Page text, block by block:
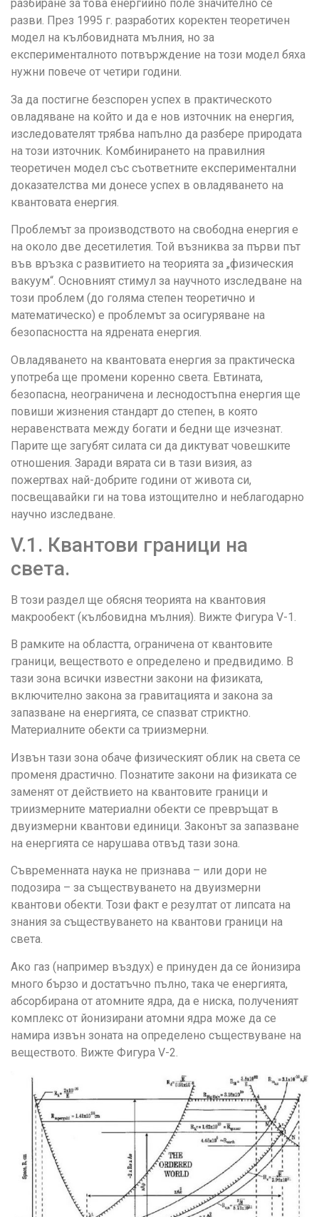
разбиране за това енергийно поле значително се
разви. През 1995 г. разработих коректен теоретичен
модел на кълбовидната мълния, но за
експерименталното потвърждение на този модел бяха
нужни повече от четири години.
За да постигне безспорен успех в практическото
овладяване на който и да е нов източник на енергия,
изследователят трябва напълно да разбере природата
на този източник. Комбинирането на правилния
теоретичен модел със съответните експериментални
доказателства ми донесе успех в овладяването на
квантовата енергия.
Проблемът за производството на свободна енергия е
на около две десетилетия. Той възниква за първи път
във връзка с развитието на теорията за „физическия
вакуум“. Основният стимул за научното изследване на
този проблем (до голяма степен теоретично и
математическо) е проблемът за осигуряване на
безопасността на ядрената енергия.
Овладяването на квантовата енергия за практическа
употреба ще промени коренно света. Евтината,
безопасна, неограничена и леснодостъпна енергия ще
повиши жизнения стандарт до степен, в която
неравенствата между богати и бедни ще изчезнат.
Парите ще загубят силата си да диктуват човешките
отношения. Заради вярата си в тази визия, аз
пожертвах най-добрите години от живота си,
посвещавайки ги на това изтощително и неблагодарно
научно изследване.
V.1. Квантови граници на
света.
В този раздел ще обясня теорията на квантовия
макрообект (кълбовидна мълния). Вижте Фигура V-1.
В рамките на областта, ограничена от квантовите
граници, веществото е определено и предвидимо. В
тази зона всички известни закони на физиката,
включително закона за гравитацията и закона за
запазване на енергията, се спазват стриктно.
Материалните обекти са триизмерни.
Извън тази зона обаче физическият облик на света се
променя драстично. Познатите закони на физиката се
заменят от действието на квантовите граници и
триизмерните материални обекти се превръщат в
двуизмерни квантови единици. Законът за запазване
на енергията се нарушава отвъд тази зона.
Съвременната наука не признава – или дори не
подозира – за съществуването на двуизмерни
квантови обекти. Този факт е резултат от липсата на
знания за съществуването на квантови граници на
света.
Ако газ (например въздух) е принуден да се йонизира
много бързо и достатъчно пълно, така че енергията,
абсорбирана от атомните ядра, да е ниска, полученият
комплекс от йонизирани атомни ядра може да се
намира извън зоната на определено съществуване на
веществото. Вижте Фигура V-2.